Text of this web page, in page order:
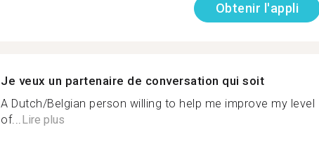
Obtenir l'appli
Je veux un partenaire de conversation qui soit
A Dutch/Belgian person willing to help me improve my level
of...Lire plus